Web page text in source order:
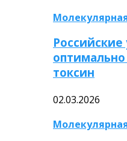
токсин
02.03.2026